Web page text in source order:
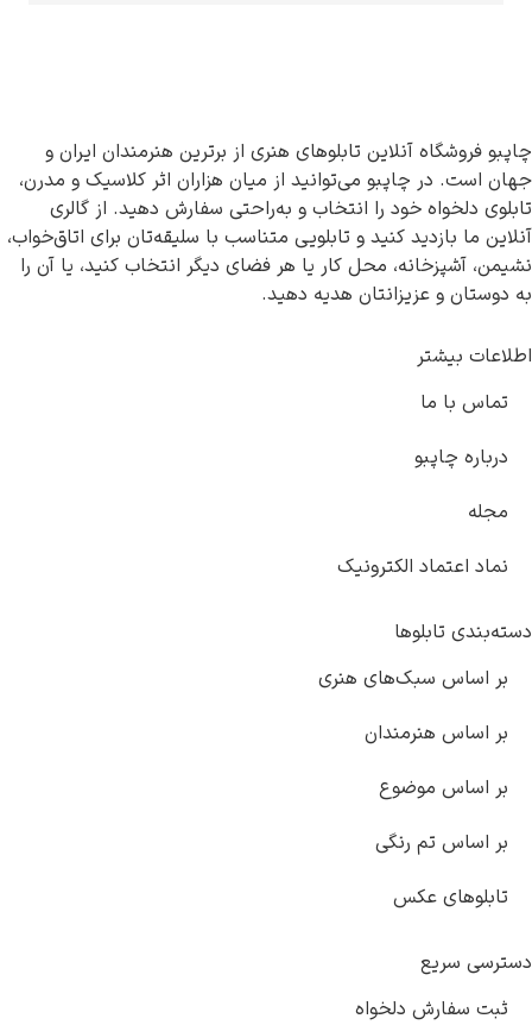
تابلوهای هنری از برترین هنرمندان ایران و
می‌توانید از میان هزاران اثر کلاسیک و مدرن،
خود را انتخاب و به‌راحتی سفارش دهید. از گالری
کنید و تابلویی متناسب با سلیقه‌تان برای اتاق‌خواب،
محل کار یا هر فضای دیگر انتخاب کنید، یا آن را
هدیه دهید.
الکترونیک
هنری
رنگی
دلخواه